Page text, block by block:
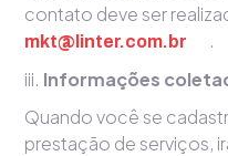
contato deve ser
mkt@linter.com.br
.
iii. Informações
Quando você se
prestação de serviços,